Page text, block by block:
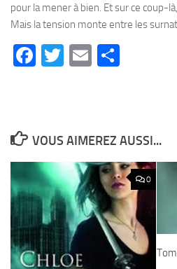
pour la mener à bien. Et sur ce coup-
Mais la tension monte entre les
Facebook
Twitter
Email
VOUS AIMEREZ AUSSI...
0